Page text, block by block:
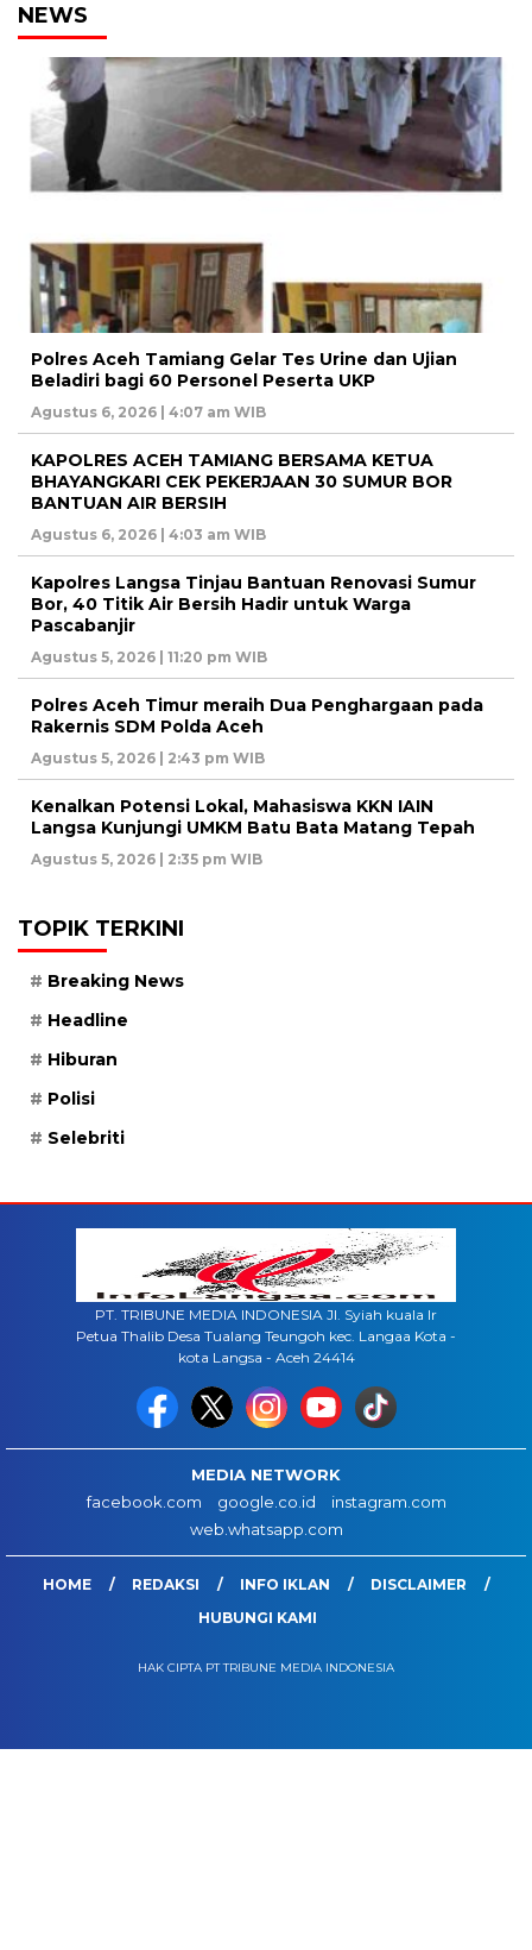
NEWS
Polres Aceh Tamiang Gelar Tes Urine dan Ujian
Beladiri bagi 60 Personel Peserta UKP
Agustus 6, 2026 | 4:07 am WIB
KAPOLRES ACEH TAMIANG BERSAMA KETUA
BHAYANGKARI CEK PEKERJAAN 30 SUMUR BOR
BANTUAN AIR BERSIH
Agustus 6, 2026 | 4:03 am WIB
Kapolres Langsa Tinjau Bantuan Renovasi Sumur
Bor, 40 Titik Air Bersih Hadir untuk Warga
Pascabanjir
Agustus 5, 2026 | 11:20 pm WIB
Polres Aceh Timur meraih Dua Penghargaan pada
Rakernis SDM Polda Aceh
Agustus 5, 2026 | 2:43 pm WIB
Kenalkan Potensi Lokal, Mahasiswa KKN IAIN
Langsa Kunjungi UMKM Batu Bata Matang Tepah
Agustus 5, 2026 | 2:35 pm WIB
TOPIK TERKINI
Breaking News
Headline
Hiburan
Polisi
Selebriti
PT. TRIBUNE MEDIA INDONESIA Jl. Syiah kuala lr
Petua Thalib Desa Tualang Teungoh kec. Langaa Kota -
kota Langsa - Aceh 24414
MEDIA NETWORK
facebook.com
google.co.id
instagram.com
web.whatsapp.com
HOME REDAKSI INFO IKLAN
DISCLAIMER
HUBUNGI KAMI
HAK CIPTA PT TRIBUNE MEDIA INDONESIA